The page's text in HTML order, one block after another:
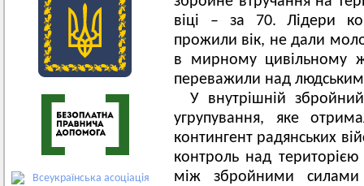
віці – за 70. Лідери
прожили вік, не дали
в мирному цивільному
переважили над
У внутрішній
угрупування, яке
контингент радянських
контроль над територією
між збройними силами